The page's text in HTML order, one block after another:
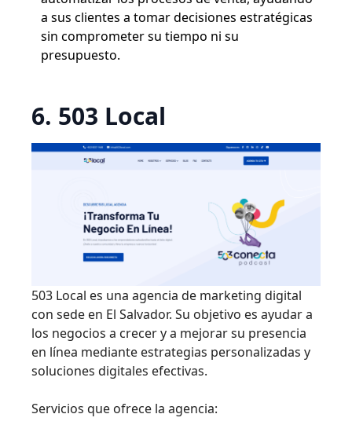
a sus clientes a tomar decisiones estratégicas
sin comprometer su tiempo ni su
presupuesto.
6. 503 Local
503 Local es una agencia de marketing digital
con sede en El Salvador. Su objetivo es ayudar a
los negocios a crecer y a mejorar su presencia
en línea mediante estrategias personalizadas y
soluciones digitales efectivas.
Servicios que ofrece la agencia: